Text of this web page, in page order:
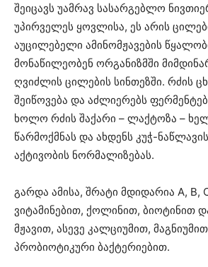
შეიცავს უამრავ სასარგებლო
უპირველეს ყოვლისა, ეს არის
აუცილებელი ამინომჟავების
მონაწილეობენ ორგანიზმში
ღვიძლის ცილების სინთეზში. რძის
შეიწოვება და აძლიერებს
ხოლო რძის შაქარი – ლაქტოზა –
წარმოქმნას და ახდენს კუჭ-
აქტივობის ნორმალიზებას.
გარდა ამისა, შრატი მდიდარია A, B,
ვიტამინებით, ქოლინით, ბიოტინით
მჟავით, ასევე კალციუმით,
პრობიოტიკური ბაქტერიებით.